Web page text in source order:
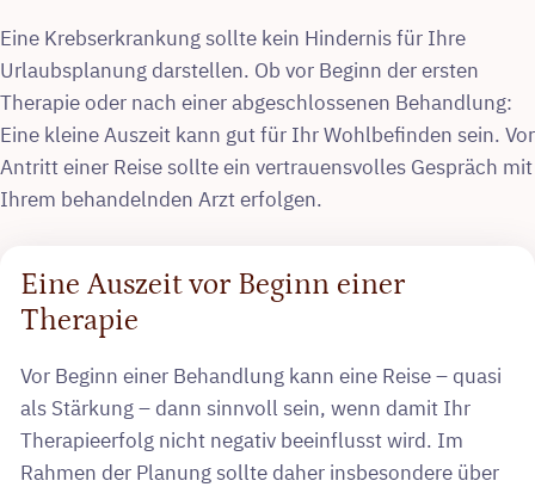
Eine Krebserkrankung sollte kein Hindernis für Ihre
Urlaubsplanung darstellen. Ob vor Beginn der ersten
Therapie oder nach einer abgeschlossenen Behandlung:
Eine kleine Auszeit kann gut für Ihr Wohlbefinden sein. Vor
Antritt einer Reise sollte ein vertrauensvolles Gespräch mit
Ihrem behandelnden Arzt erfolgen.
Eine Auszeit vor Beginn einer
Therapie
Vor Beginn einer Behandlung kann eine Reise – quasi
als Stärkung – dann sinnvoll sein, wenn damit Ihr
Therapieerfolg nicht negativ beeinflusst wird. Im
Rahmen der Planung sollte daher insbesondere über